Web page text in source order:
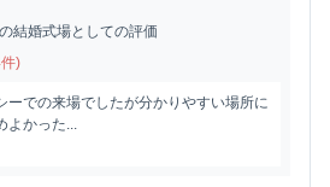
結婚式場としての評価
)
ーでの来場でしたが分かりやすい場所に
かった...